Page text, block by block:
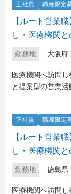
正社員 職種限定
【ルート営業
し・医療機関と
勤務地 大阪府
医療機関へ訪問
と提案型の営業活
正社員 職種限定
【ルート営業
し・医療機関と
勤務地 徳島県
医療機関へ訪問